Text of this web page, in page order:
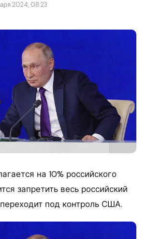
2024, 08:23
на 10% российского
запретить весь российский
под контроль США.